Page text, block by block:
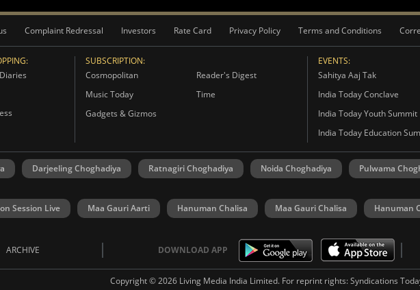
Complaint Redressal Investors Rate Card Privacy Policy Terms and Conditions
SUBSCRIPTION:
Cosmopolitan
Reader's Digest
Music Today
Time
Gadgets & Gizmos
EVENTS:
Sahitya Aaj Tak
India Today Conclave
India Today Youth Summit
India Today Education
Darjeeling Choghadiya Ratnagiri Choghadiya Noida Choghadiya Pulwama
Session Live Maa Gauri Aarti Hanuman Chalisa Maa Gauri Chalisa Hanuman
ARCHIVE DOWNLOAD APP
Copyright © 2026 Living Media India Limited. For reprint rights:Syndications